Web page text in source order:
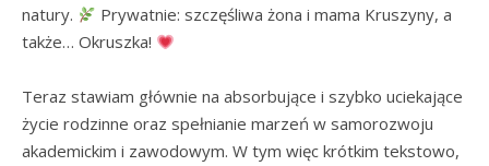
natury.
Prywatnie: szczęśliwa żona i mama Kruszyny, a
także… Okruszka!
Teraz stawiam głównie na absorbujące i szybko uciekające
życie rodzinne oraz spełnianie marzeń w samorozwoju
akademickim i zawodowym. W tym więc krótkim tekstowo,